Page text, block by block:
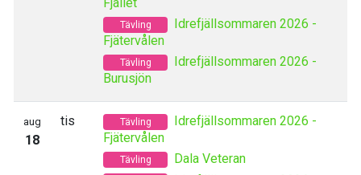
Tävling
Idrefjällsommaren 2026 -
Fjätervålen
Tävling
Idrefjällsommaren 2026 -
Burusjön
aug
18
tis Tävling
Idrefjällsommaren 2026 -
Fjätervålen
Tävling Dala Veteran